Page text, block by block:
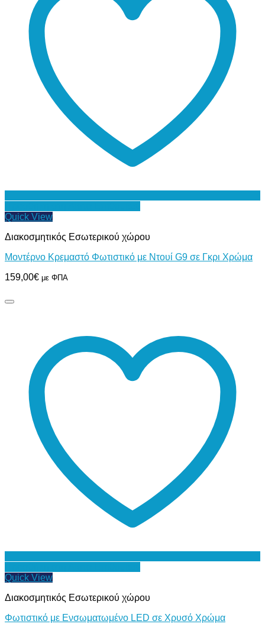
Quick View
Διακοσμητικός Εσωτερικού χώρου
Μοντέρνο Κρεμαστό Φωτιστικό με Ντουί G9 σε Γκρι Χρώμα
159,00€ με ΦΠΑ
Quick View
Διακοσμητικός Εσωτερικού χώρου
Φωτιστικό με Ενσωματωμένο LED σε Χρυσό Χρώμα